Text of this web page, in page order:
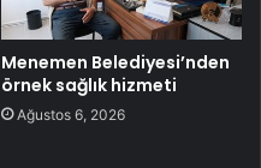
Menemen Belediyesi’nden
örnek sağlık hizmeti
Ağustos 6, 2026